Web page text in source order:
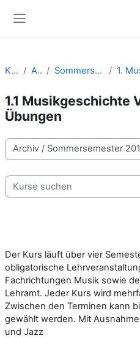
Kurse Archiv Sommersemester 2019
1.1 Musikgeschichte
Übungen
Kursbereiche
Kurse suchen
Der Kurs läuft über vier
obligatorische
Fachrichtungen Musik sowie
Lehramt. Jeder Kurs wird
Zwischen den Terminen kann
gewählt werden. Mit
und Jazz